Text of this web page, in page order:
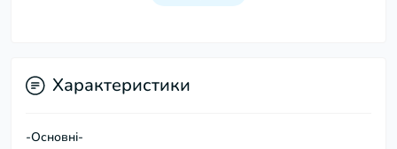
Характеристики
-Основні-